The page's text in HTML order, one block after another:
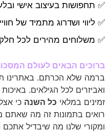
✅ תחפושות בעיצוב אישי
✅ ליווי ושדרוג מתמיד של
✅ משלוחים מהירים לכל
ברוכים הבאים לעולם
ברמה שלא הכרתם. באתרינו
ואביזרים לכל הגילאים.
זמינים במלאי כל השנה כי
רואים בתמונות זה מה שאתם
ומקורי שלנו מה שיבדיל אתכם